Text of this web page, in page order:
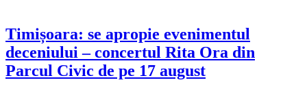
Timișoara: se apropie evenimentul
deceniului – concertul Rita Ora din
Parcul Civic de pe 17 august